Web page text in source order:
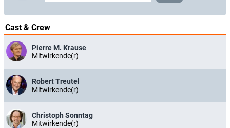
Cast & Crew
Pierre M. Krause
Mitwirkende(r)
Robert Treutel
Mitwirkende(r)
Christoph Sonntag
Mitwirkende(r)